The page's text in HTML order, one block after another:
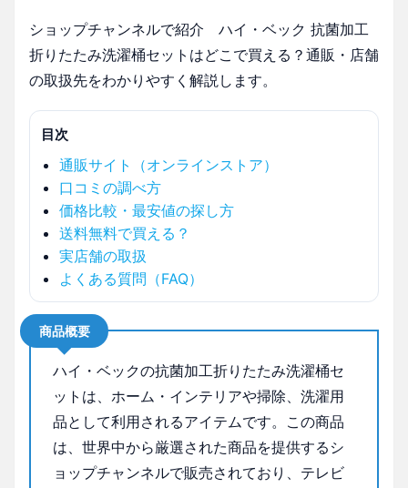
ショップチャンネルで紹介 ハイ・ベック 抗菌加工
折りたたみ洗濯桶セットはどこで買える？通販・店舗
の取扱先をわかりやすく解説します。
目次
通販サイト（オンラインストア）
口コミの調べ方
価格比較・最安値の探し方
送料無料で買える？
実店舗の取扱
よくある質問（FAQ）
商品概要
ハイ・ベックの抗菌加工折りたたみ洗濯桶セ
ットは、ホーム・インテリアや掃除、洗濯用
品として利用されるアイテムです。この商品
は、世界中から厳選された商品を提供するシ
ョップチャンネルで販売されており、テレビ